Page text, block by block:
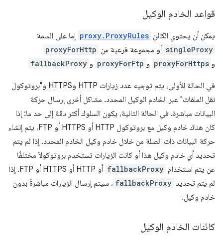
قواعد الخادم الوكيل
يمكن أن يحتوي الكائن proxy.ProxyRules إما على السمة
singleProxy أو مجموعة فرعية من proxyForHttp
و proxyForHttps و proxyForFtp و fallbackProxy
في الحالة الأولى، يتم توجيه عدد زيارات HTTP وHTTPS و"بروتوكول
نقل الملفات" عبر الخادم الوكيل المحدد. مشاكل أخرى إرسال حركة
البيانات مباشرة. في الحالة الثانية، يكون السلوك أكثر دقة إلى حد ما: إذا
كان هناك خادم وكيل مع بروتوكول HTTP أو HTTPS أو FTP، يتم إنشاء
حركة البيانات ذات الصلة من خلال خادم وكيل الخادم المحدد. إذا لم يتم
تحديد أي خادم وكيل هذا أو كانت الزيارات تستخدم بروتوكولاً مختلفًا
عن يتم استخدام fallbackProxy
أو HTTP أو HTTPS أو FTP. إذا
لم يتم تحديد fallbackProxy ، سيتم إرسال الزيارات مباشرةً بدون
خادم وكيل.
كائنات الخادم الوكيل